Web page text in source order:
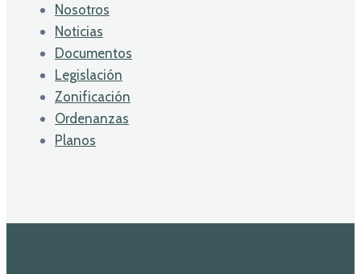
Nosotros
Noticias
Documentos
Legislación
Zonificación
Ordenanzas
Planos